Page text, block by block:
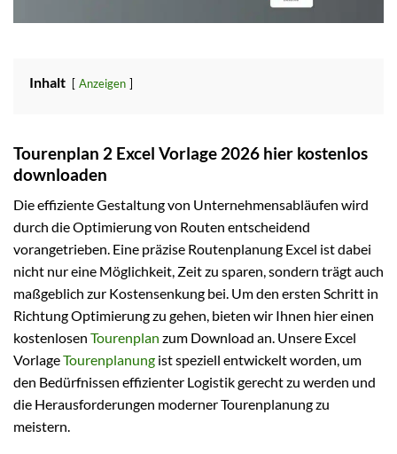
Inhalt Anzeigen
Tourenplan 2 Excel Vorlage 2026 hier kostenlos
downloaden
Die effiziente Gestaltung von Unternehmensabläufen wird
durch die Optimierung von Routen entscheidend
vorangetrieben. Eine präzise Routenplanung Excel ist dabei
nicht nur eine Möglichkeit, Zeit zu sparen, sondern trägt auch
maßgeblich zur Kostensenkung bei. Um den ersten Schritt in
Richtung Optimierung zu gehen, bieten wir Ihnen hier einen
kostenlosen Tourenplan zum Download an. Unsere Excel
VorlageTourenplanung ist speziell entwickelt worden, um
den Bedürfnissen effizienter Logistik gerecht zu werden und
die Herausforderungen moderner Tourenplanung zu
meistern.